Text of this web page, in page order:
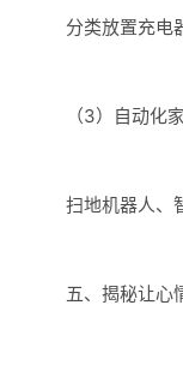
分类放置充电器
（3）自动化
扫地机器人、智
五、揭秘让心